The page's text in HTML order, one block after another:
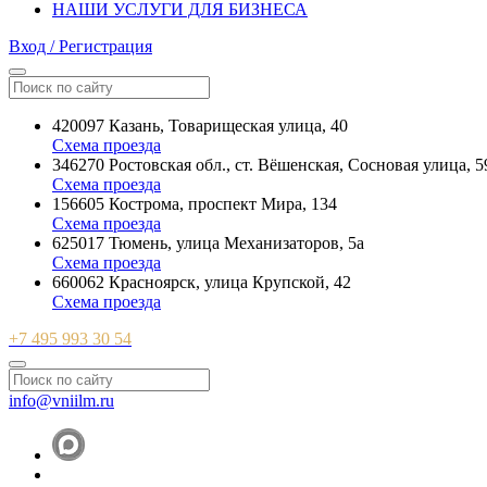
НАШИ УСЛУГИ ДЛЯ БИЗНЕСА
Вход / Регистрация
420097 Казань, Товарищеская улица, 40
Схема проезда
346270 Ростовская обл., ст. Вёшенская, Сосновая улица,
Схема проезда
156605 Кострома, проспект Мира, 134
Схема проезда
625017 Тюмень, улица Механизаторов, 5а
Схема проезда
660062 Красноярск, улица Крупской, 42
Схема проезда
+7 495 993 30 54
info@vniilm.ru